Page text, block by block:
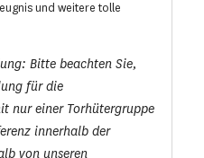
und weitere tolle
Bitte beachten Sie,
für die
nur einer Torhütergruppe
innerhalb der
von unseren